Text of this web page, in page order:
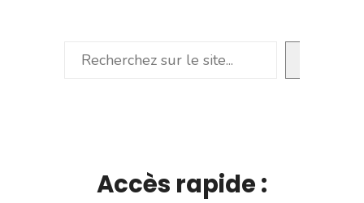
Rechercher
Accès rapide :